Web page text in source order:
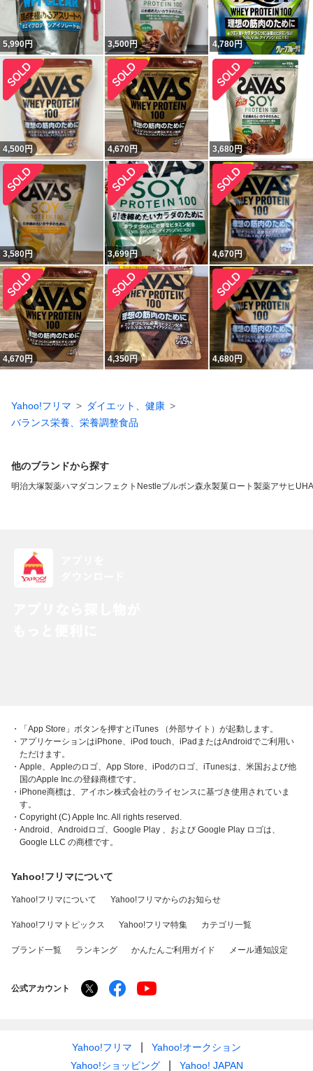
5,990円 3,500円 4,780円
4,500円 4,670円 3,680円
3,580円 3,699円 4,670円
4,670円 4,350円 4,680円
Yahoo!フリマ
ダイエット、健康
バランス栄養、栄養調整食品
他のブランドから探す
明治大塚製薬ハマダコンフェクト Nestleブルボン森永製菓ロート製薬アサヒ
・「App Store」ボタンを押すとiTunes （外部サイト）が起動します。
・アプリケーションはiPhone、iPod touch、iPadまたはAndroidでご利用い
ただけます。
・Apple、Appleのロゴ、App Store、iPodのロゴ、iTunesは、米国および他
国のApple Inc.の登録商標です。
・iPhone商標は、アイホン株式会社のライセンスに基づき使用されていま
す。
・Copyright (C) Apple Inc. All rights reserved.
・Android、Androidロゴ、Google Play 、および Google Play ロゴは、
Google LLC の商標です。
Yahoo!フリマについて
Yahoo!フリマについて Yahoo!フリマからのお知らせ
Yahoo!フリマトピックス Yahoo!フリマ特集 カテゴリ一覧
ブランド一覧 ランキング かんたんご利用ガイド メール通知設定
公式アカウント
Yahoo!フリマ
Yahoo!オークション
Yahoo!ショッピング
Yahoo! JAPAN